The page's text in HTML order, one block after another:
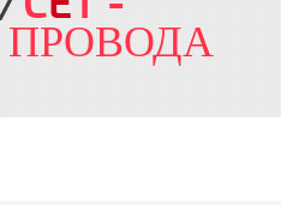
ПРОВОДА